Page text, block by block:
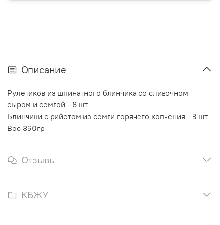
Описание
Рулетиков из шпинатного блинчика со сливочном
сыром и семгой - 8 шт
Блинчики с рийетом из семги горячего копчения - 8 шт
Вес 360гр
Отзывы
КБЖУ